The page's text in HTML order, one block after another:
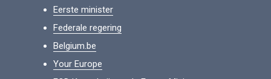
Eerste minister
Federale regering
Belgium.be
Your Europe